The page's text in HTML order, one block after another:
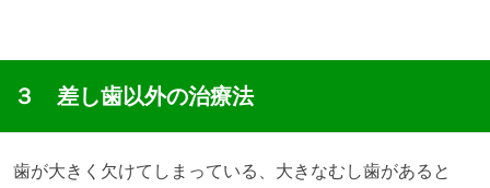
３ 差し歯以外の治療法
歯が大きく欠けてしまっている、大きなむし歯があると